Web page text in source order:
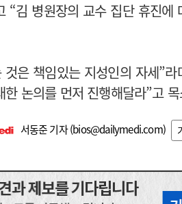
“김 병원장의 교수 집단 휴진에
은 책임있는 지성인의 자세”
논의를 먼저 진행해달라”고
서동준 기자 (bios@dailymedi.com)